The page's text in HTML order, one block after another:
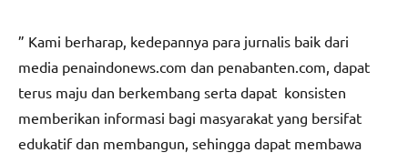
” Kami berharap, kedepannya para jurnalis baik dari
media penaindonews.com dan penabanten.com, dapat
terus maju dan berkembang serta dapat konsisten
memberikan informasi bagi masyarakat yang bersifat
edukatif dan membangun, sehingga dapat membawa